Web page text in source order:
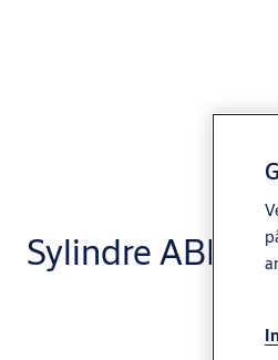
Sylindre